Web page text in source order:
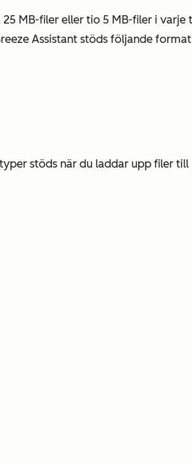
25 MB-filer eller tio 5 MB-filer i varje
Assistant stöds följande
stöds när du laddar upp filer till